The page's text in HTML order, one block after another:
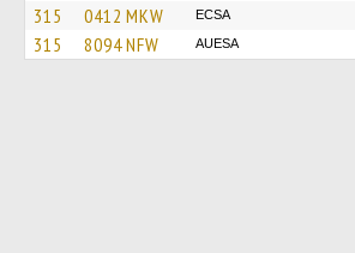
315 0412 MKW ECSA
315 8094 NFW AUESA